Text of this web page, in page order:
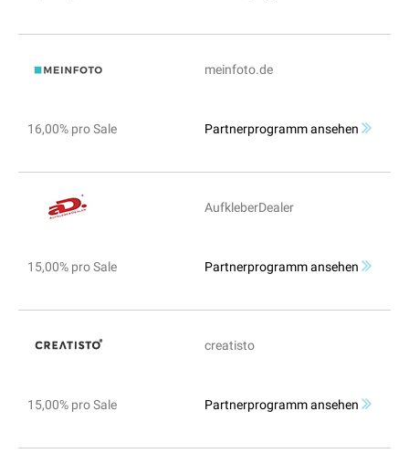
meinfoto.de
16,00% pro Sale Partnerprogramm ansehen
AufkleberDealer
15,00% pro Sale Partnerprogramm ansehen
creatisto
15,00% pro Sale Partnerprogramm ansehen